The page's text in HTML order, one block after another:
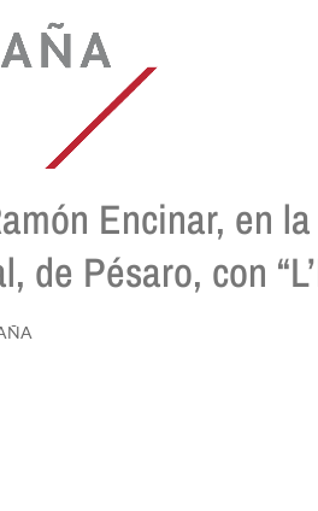
Encinar, en
de Pésaro, con